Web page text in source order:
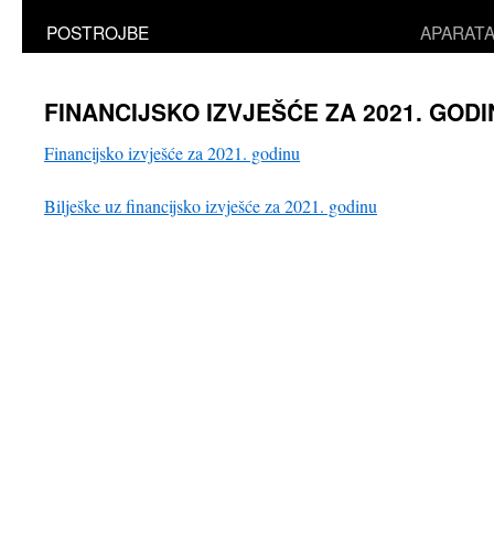
POSTROJBE
APARATA
FINANCIJSKO IZVJEŠĆE ZA 2021.
Financijsko izvješće za 2021. godinu
Bilješke uz financijsko izvješće za 2021. godinu